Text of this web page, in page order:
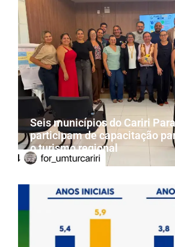
Seis municípios do Cariri
participam de capacitação
o turismo regional